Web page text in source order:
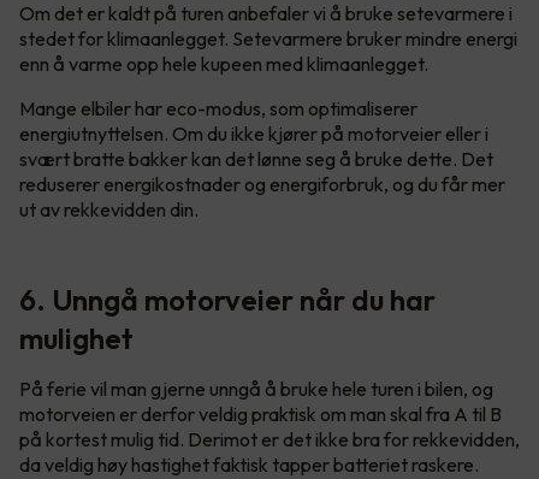
Om det er kaldt på turen anbefaler vi å bruke setevarmere i
stedet for klimaanlegget. Setevarmere bruker mindre energi
enn å varme opp hele kupeen med klimaanlegget.
Mange elbiler har eco-modus, som optimaliserer
energiutnyttelsen. Om du ikke kjører på motorveier eller i
svært bratte bakker kan det lønne seg å bruke dette. Det
reduserer energikostnader og energiforbruk, og du får mer
ut av rekkevidden din.
6. Unngå motorveier når du har
mulighet
På ferie vil man gjerne unngå å bruke hele turen i bilen, og
motorveien er derfor veldig praktisk om man skal fra A til B
på kortest mulig tid. Derimot er det ikke bra for rekkevidden,
da veldig høy hastighet faktisk tapper batteriet raskere.